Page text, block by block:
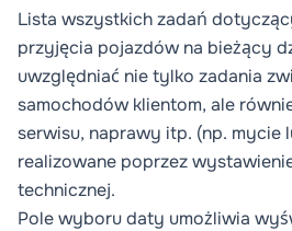
Lista wszystkich zadań
przyjęcia pojazdów na bieżący
uwzględniać nie tylko zadania
samochodów klientom, ale
serwisu, naprawy itp. (np. mycie
realizowane poprzez
technicznej.
Pole wyboru daty umożliwia